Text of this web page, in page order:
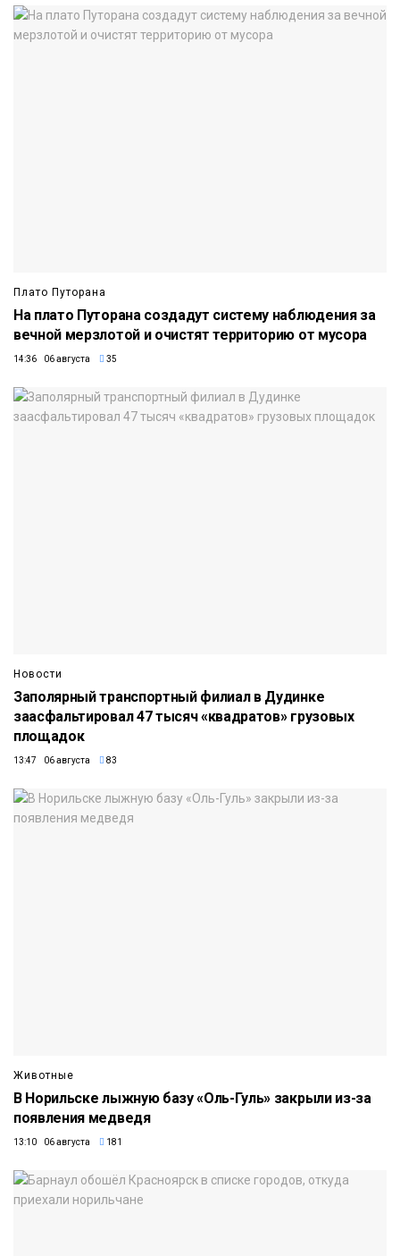
Плато Путорана
На плато Путорана создадут систему наблюдения за
вечной мерзлотой и очистят территорию от мусора
14:36 06 августа 35
Новости
Заполярный транспортный филиал в Дудинке
заасфальтировал 47 тысяч «квадратов» грузовых
площадок
13:47 06 августа 83
Животные
В Норильске лыжную базу «Оль-Гуль» закрыли из-за
появления медведя
13:10 06 августа 181